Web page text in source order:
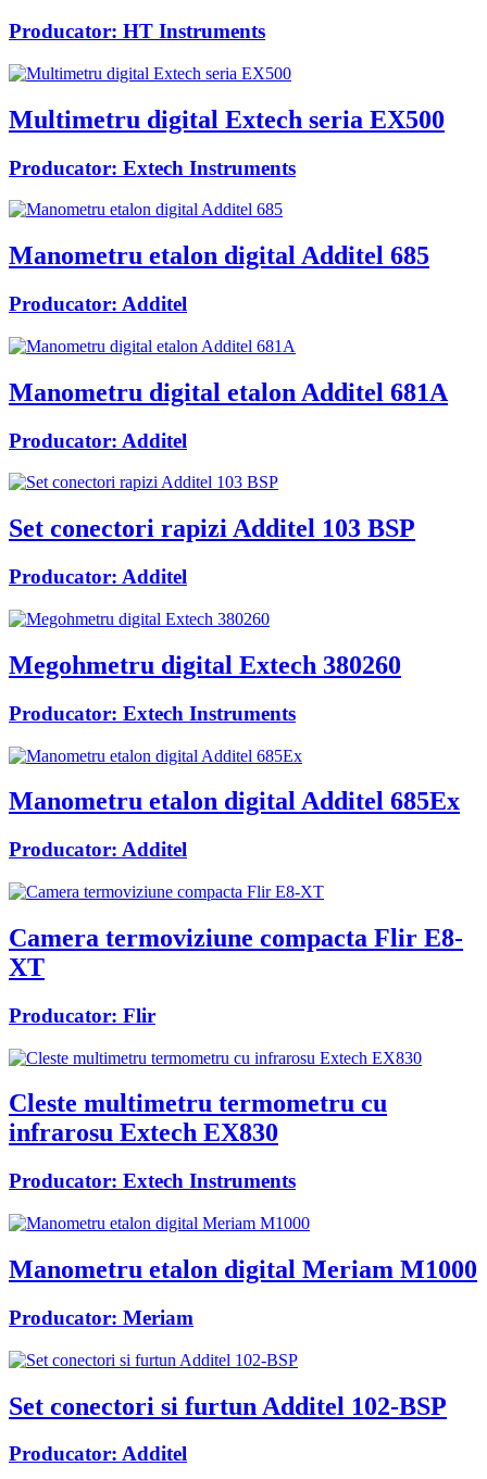
Producator: HT Instruments
Multimetru digital Extech seria EX500
Producator: Extech Instruments
Manometru etalon digital Additel 685
Producator: Additel
Manometru digital etalon Additel 681A
Producator: Additel
Set conectori rapizi Additel 103 BSP
Producator: Additel
Megohmetru digital Extech 380260
Producator: Extech Instruments
Manometru etalon digital Additel 685Ex
Producator: Additel
Camera termoviziune compacta Flir E8-
XT
Producator: Flir
Cleste multimetru termometru cu
infrarosu Extech EX830
Producator: Extech Instruments
Manometru etalon digital Meriam M1000
Producator: Meriam
Set conectori si furtun Additel 102-BSP
Producator: Additel